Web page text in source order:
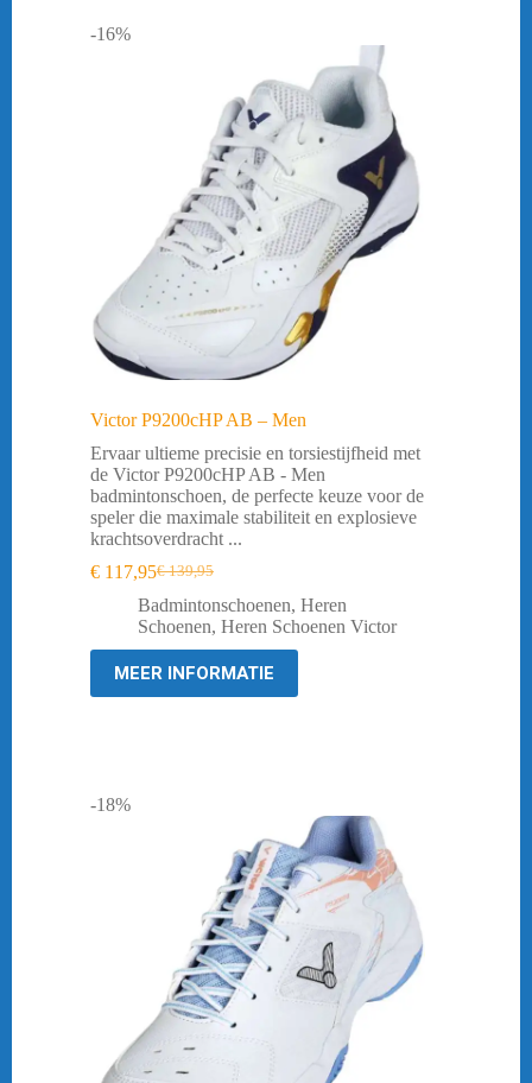
-16%
Victor P9200cHP AB – Men
Ervaar ultieme precisie en torsiestijfheid met
de Victor P9200cHP AB - Men
badmintonschoen, de perfecte keuze voor de
speler die maximale stabiliteit en explosieve
krachtsoverdracht ...
€139,95
Oorspronkelijke
prijs
was:
€ 117,95Huidige
prijs
is:
Badmintonschoenen, Heren
Schoenen, Heren Schoenen Victor
MEER INFORMATIE
-18%